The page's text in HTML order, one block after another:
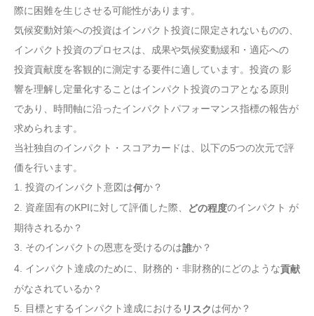
際に困難を生じさせる可能性があります。
気候変動対策への投資はインパクト投資に限定されないものの、
インパクト投資のプロセスは、成果や気候変動緩和・適応への
投資貢献度を客観的に測定する要件に適しています。投資の 影
響を理解し定量化することはインパクト投資のコアとなる原則
であり、時間軸に沿ったインパクトパフォーマンス指標の報告が
求められます。
当社独自のインパクト・スコアカードは、以下の5つの次元で評
価を行います。
1. 投資のインパクト意図は何か？
2. 資産固有のKPIに対して評価した際、
どの程度のインパクト が
期待されるか？
3. そのインパクトの恩恵を受けるのは誰か？
4. インパクト達成のために、財務的・非財務的にどのような貢献
がなされているか？
5. 目標とするインパクト達成における リスクは何か？